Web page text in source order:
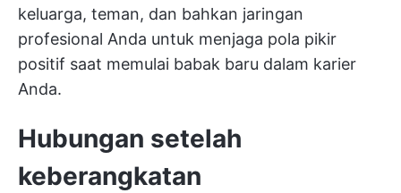
keluarga, teman, dan bahkan jaringan
profesional Anda untuk menjaga pola pikir
positif saat memulai babak baru dalam karier
Anda.
Hubungan setelah
keberangkatan